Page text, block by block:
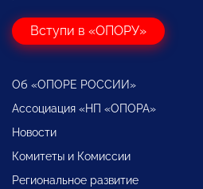
Вступи в «ОПОРУ»
Об «ОПОРЕ РОССИИ»
Ассоциация «НП «ОПОРА»
Новости
Комитеты и Комиссии
Региональное развитие